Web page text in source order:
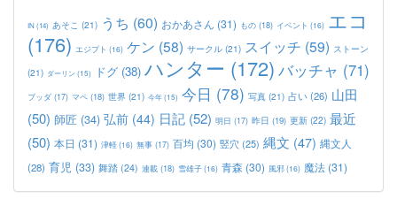
IN(14) あそこ (21) うち (60) おかあさん (31) もの (18) イベント (16) エコ
(176) エジプト (16) ケン (58) サークル (21) スイッチ (59) ストーン
(21) ダーリン(15) ドグ (38) ハンター (172) バッチャ (71)
ブッダ (17) マペ (18) 世界 (21) 今年(15) 今日 (78) 写真 (21) 占い(26) 山田
(50) 師匠 (34) 弘前 (44) 日記 (52) 明日 (17) 昨日 (19) 更新 (22) 最近
(50) 本日 (31) 津軽(16) 無事 (17) 百均 (30) 竪穴 (25) 縄文 (47) 縄文人
(28) 育児 (33) 舞踏 (24) 連載 (18) 雪雄子(16) 青森 (30) 風邪(16) 魔法 (31)